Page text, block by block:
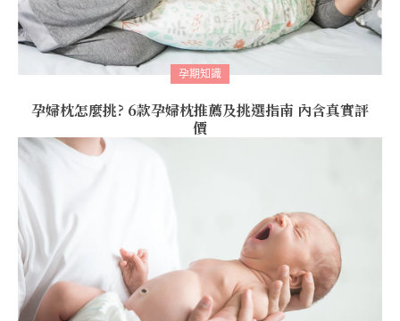
孕期知識
孕婦枕怎麼挑? 6款孕婦枕推薦及挑選指南 內含真實評
價